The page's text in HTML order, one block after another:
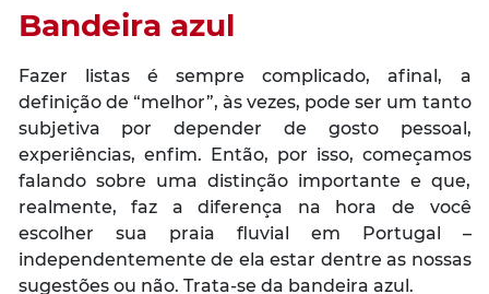
Bandeira azul
Fazer listas é sempre complicado, afinal, a
definição de “melhor”, às vezes, pode ser um tanto
subjetiva por depender de gosto pessoal,
experiências, enfim. Então, por isso, começamos
falando sobre uma distinção importante e que,
realmente, faz a diferença na hora de você
escolher sua praia fluvial em Portugal –
independentemente de ela estar dentre as nossas
sugestões ou não. Trata-se da bandeira azul.